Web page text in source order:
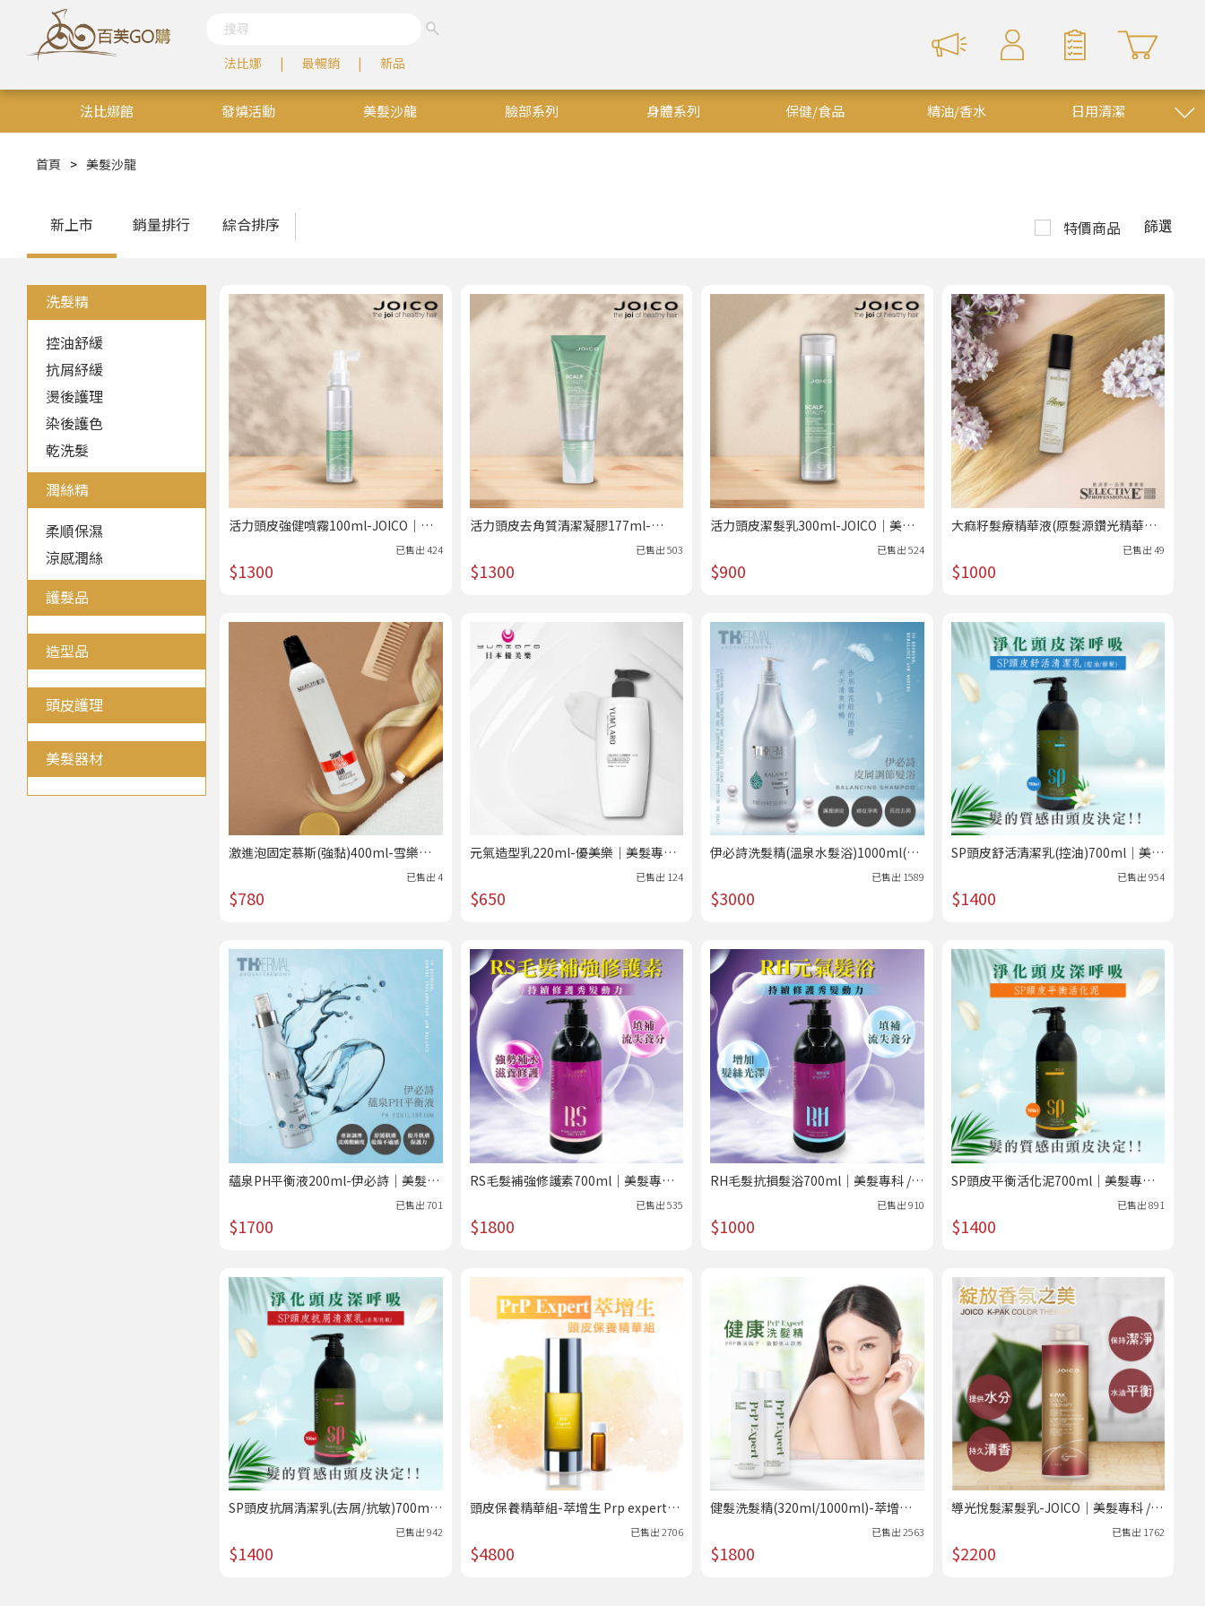
法比娜 最暢銷 新品
法比娜館 發燒活動 美髮沙龍 臉部系列 身體系列 保健/食品 精油/香水
日用清潔
首頁 > 美髮沙龍
新上市 銷量排行 綜合排序 特價商品 篩選
洗髮精
控油舒緩
抗屑紓緩
燙後護理
染後護色
乾洗髮
潤絲精
柔順保濕
涼感潤絲
護髮品
造型品
頭皮護理
美髮器材
活力頭皮強健噴霧100ml-JOICO｜美
已售出424
$1300
活力頭皮去角質清潔凝膠177ml-
已售出503
$1300
活力頭皮潔髮乳300ml-JOICO｜美髮
已售出524
$900
大痲籽髮療精華液(原髮源鑽光精華
已售出49
$1000
激進泡固定慕斯(強黏)400ml-雪樂媞
已售出4
$780
元氣造型乳220ml-優美樂｜美髮專科 /
已售出 124
$650
伊必詩洗髮精(溫泉水髮浴)1000ml(健
髮/皮屑/多汗/控油/敏感)｜美髮專科 /
已售出 1589
$3000
SP頭皮舒活清潔乳(控油)700ml｜美髮
已售出954
$1400
蘊泉PH平衡液200ml-伊必詩｜美髮專
已售出701
$1700
RS毛髮補強修護素700ml｜美髮專科 /
已售出535
$1800
RH毛髮抗損髮浴700ml｜美髮專科 /熱
已售出910
$1000
SP頭皮平衡活化泥700ml｜美髮專科 /
已售出891
$1400
SP頭皮抗屑清潔乳(去屑/抗敏)700ml
已售出942
$1400
頭皮保養精華組-萃增生 Prp expert｜
已售出2706
$4800
健髮洗髮精(320ml/1000ml)-萃增生
已售出2563
$1800
導光悅髮潔髮乳-JOICO｜美髮專科 /熱
已售出 1762
$2200